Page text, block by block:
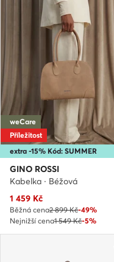
extra -15% Kód: SUMMER
weCare
Příležitost
GINO ROSSI
Kabelka · Béžová
Aktuální cena
1 459 Kč
Běžná cena2 899 Kč-49%
Nejnižší cena1 549 Kč-5%